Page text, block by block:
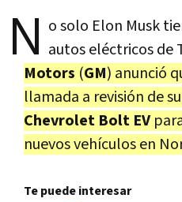
N o solo Elon Musk
autos eléctricos de
Motors (GM) anunció
llamada a revisión de
Chevrolet Bolt EV
nuevos vehículos en
Te puede interesar